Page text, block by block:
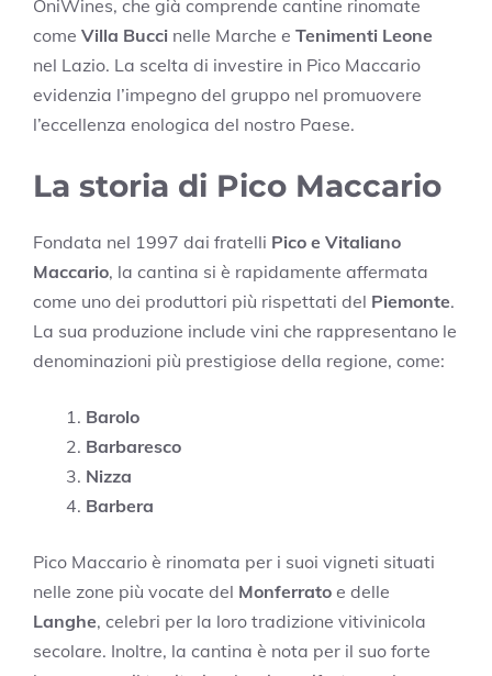
OniWines, che già comprende cantine rinomate
come Villa Bucci nelle Marche e Tenimenti Leone
nel Lazio. La scelta di investire in Pico Maccario
evidenzia l’impegno del gruppo nel promuovere
l’eccellenza enologica del nostro Paese.
La storia di Pico Maccario
Fondata nel 1997 dai fratelli Pico e Vitaliano
Maccario, la cantina si è rapidamente affermata
come uno dei produttori più rispettati del Piemonte.
La sua produzione include vini che rappresentano le
denominazioni più prestigiose della regione, come:
Barolo
Barbaresco
Nizza
Barbera
Pico Maccario è rinomata per i suoi vigneti situati
nelle zone più vocate del Monferrato e delle
Langhe, celebri per la loro tradizione vitivinicola
secolare. Inoltre, la cantina è nota per il suo forte